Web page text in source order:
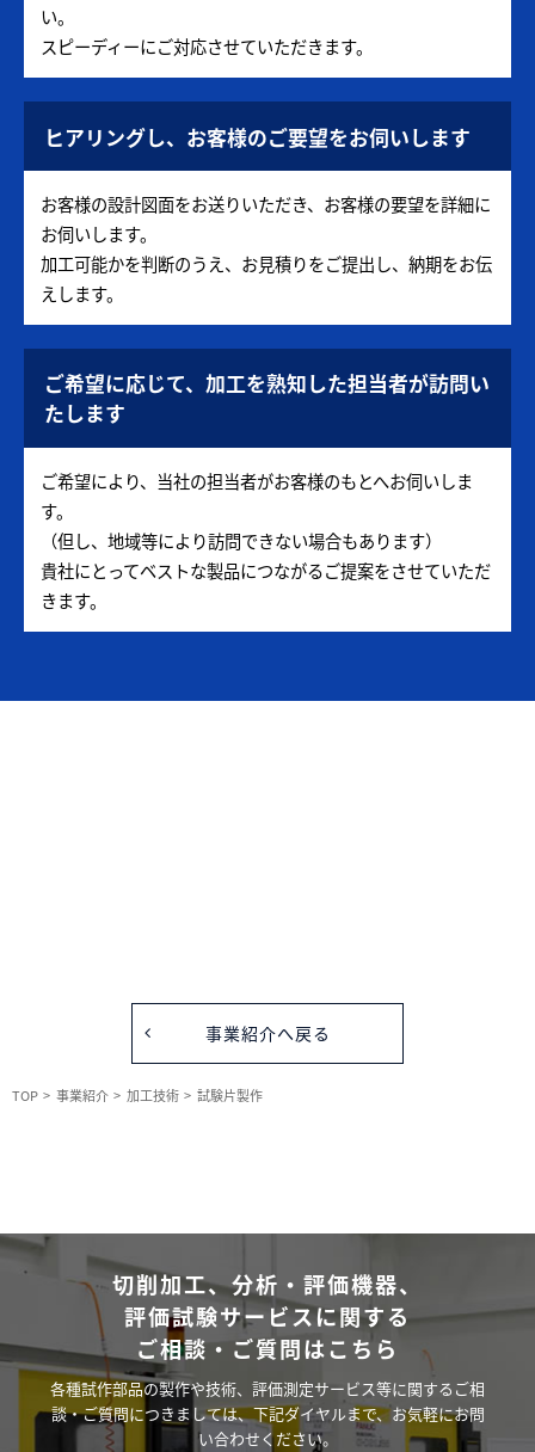
い。
スピーディーにご対応させていただきます。
ヒアリングし、お客様のご要望をお伺いします
お客様の設計図面をお送りいただき、お客様の要望を詳細に
お伺いします。
加工可能かを判断のうえ、お見積りをご提出し、納期をお伝
えします。
ご希望に応じて、加工を熟知した担当者が訪問い
たします
ご希望により、当社の担当者がお客様のもとへお伺いしま
す。
（但し、地域等により訪問できない場合もあります）
貴社にとってベストな製品につながるご提案をさせていただ
きます。
サービス
材料試験
サービス
事業紹介へ戻る
TOP 事業紹介 加工技術 試験片製作
切削加工、分析・評価機器、
評価試験サービスに関する
ご相談・ご質問はこちら
各種試作部品の製作や技術、評価測定サービス等に関するご相
談・ご質問につきましては、下記ダイヤルまで、お気軽にお問
い合わせください。